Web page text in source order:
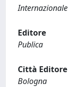
Internazionale
Editore
Publica
Città Editore
Bologna